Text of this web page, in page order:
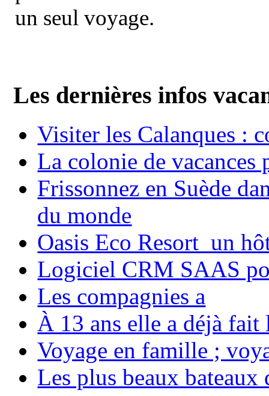
un seul voyage.
Les dernières infos
Visiter les Calanques :
La colonie de vacances
Frissonnez en Suède
du monde
Oasis Eco Resort un
Logiciel CRM SAAS
Les compagnies a
À 13 ans elle a déjà
Voyage en famille ;
Les plus beaux bateaux